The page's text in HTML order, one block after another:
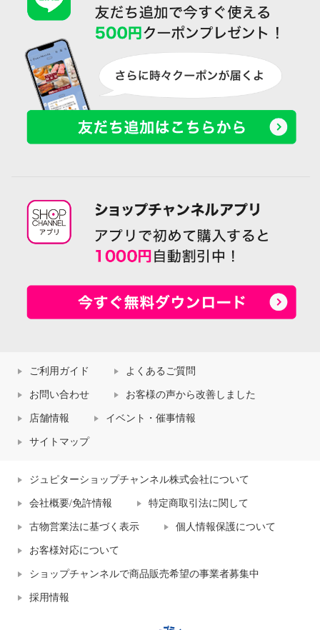
ご利用ガイド よくあるご質問
お問い合わせ お客様の声から改善しました
店舗情報 イベント・催事情報
サイトマップ
ジュピターショップチャンネル株式会社について
会社概要/免許情報 特定商取引法に関して
古物営業法に基づく表示 個人情報保護について
お客様対応について
ショップチャンネルで商品販売希望の事業者募集中
採用情報